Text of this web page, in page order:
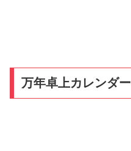
万年卓上カレンダー